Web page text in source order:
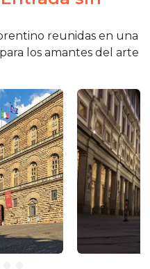
reunidas en una
los amantes del arte